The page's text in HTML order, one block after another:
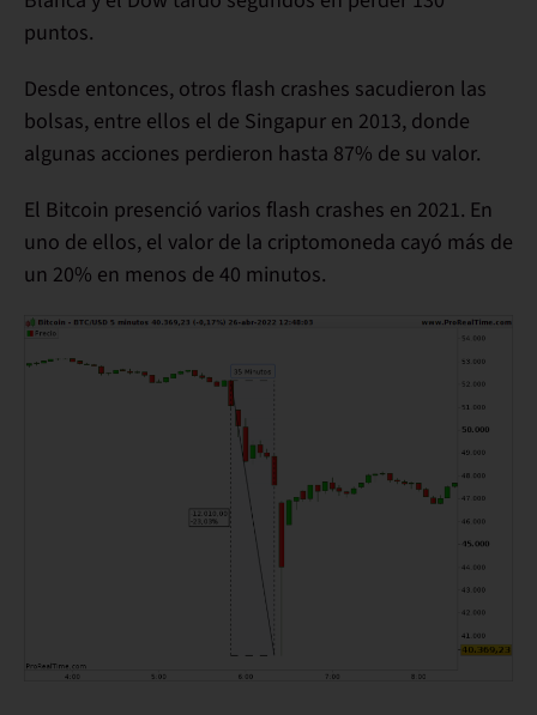
puntos.
Desde entonces, otros flash crashes sacudieron las
bolsas, entre ellos el de Singapur en 2013, donde
algunas acciones perdieron hasta 87% de su valor.
El Bitcoin presenció varios flash crashes en 2021. En
uno de ellos, el valor de la criptomoneda cayó más de
un 20% en menos de 40 minutos.